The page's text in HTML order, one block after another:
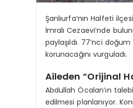
Şanlıurfa’nın Halfeti
İmralı Cezaevi’nde
paylaşıldı. 77’nci
korunacağını vurguladı.
Aileden “Orijinal
Abdullah Öcalan’ın
edilmesi planlanıyor.